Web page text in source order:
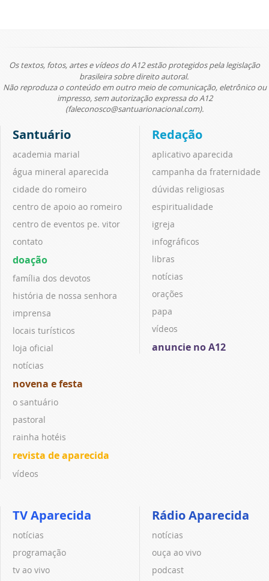
Os textos, fotos, artes e vídeos do A12 estão protegidos pela legislação
brasileira sobre direito autoral.
Não reproduza o conteúdo em outro meio de comunicação, eletrônico ou
impresso, sem autorização expressa do A12
(faleconosco@santuarionacional.com).
Santuário
academia marial
água mineral aparecida
cidade do romeiro
centro de apoio ao romeiro
centro de eventos pe. vitor
contato
doação
família dos devotos
história de nossa senhora
imprensa
locais turísticos
loja oficial
notícias
novena e festa
o santuário
pastoral
rainha hotéis
revista de aparecida
vídeos
Redação
aplicativo aparecida
campanha da fraternidade
dúvidas religiosas
espiritualidade
igreja
infográficos
libras
notícias
orações
papa
vídeos
anuncie no A12
TV Aparecida
notícias
programação
tv ao vivo
Rádio Aparecida
notícias
ouça ao vivo
podcast